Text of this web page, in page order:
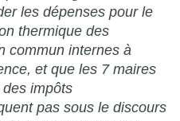
les dépenses pour le
thermique des
commun internes à
et que les 7 maires
impôts
pas sous le discours